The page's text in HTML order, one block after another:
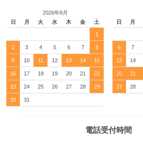
2026年8月
日
月 火 水 木 金 土
1
2 3 4 5 6 7 8
9 10 11 12 13 14 15
16 17 18 19 20 21 22
23 24 25 26 27 28 29
30 31
日
月
6 7
13 14
20 21
27 28
電話受付時間